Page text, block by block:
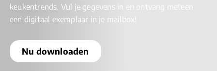
keukentrends. Vul je gegevens in en ontvang meteen
een digitaal exemplaar in je mailbox!
Nu downloaden